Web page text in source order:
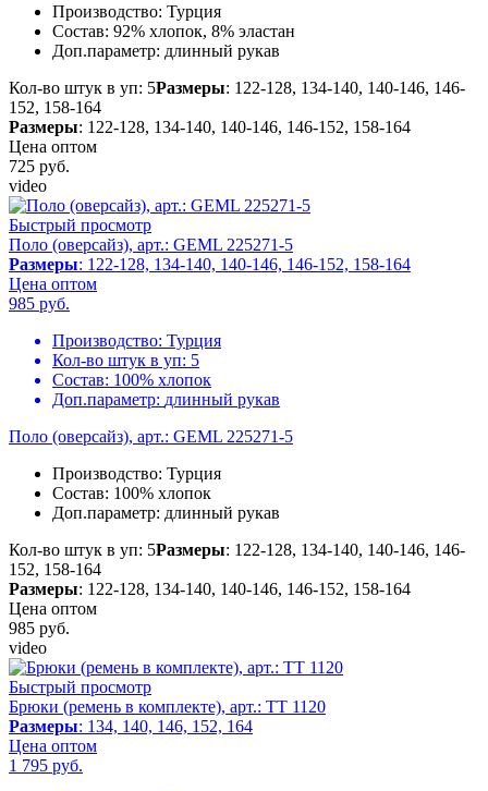
Производство: Турция
Состав: 92% хлопок, 8% эластан
Доп.параметр: длинный рукав
Кол-во штук в уп: 5Размеры: 122-128, 134-140, 140-146, 146-
152, 158-164
Размеры: 122-128, 134-140, 140-146, 146-152, 158-164
Цена оптом
725 руб.
video
Быстрый просмотр
Поло (оверсайз), арт.: GEML 225271-5
Размеры: 122-128, 134-140, 140-146, 146-152, 158-164
Цена оптом
985 руб.
Производство: Турция
Кол-во штук в уп: 5
Состав: 100% хлопок
Доп.параметр: длинный рукав
Поло (оверсайз), арт.: GEML 225271-5
Производство: Турция
Состав: 100% хлопок
Доп.параметр: длинный рукав
Кол-во штук в уп: 5Размеры: 122-128, 134-140, 140-146, 146-
152, 158-164
Размеры: 122-128, 134-140, 140-146, 146-152, 158-164
Цена оптом
985 руб.
video
Быстрый просмотр
Брюки (ремень в комплекте), арт.: TT 1120
Размеры: 134, 140, 146, 152, 164
Цена оптом
1 795 руб.